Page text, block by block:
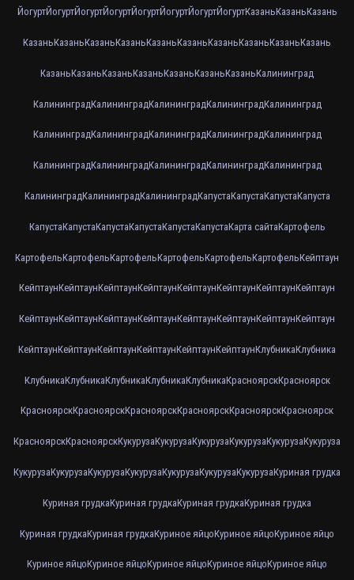
ЙогуртЙогуртЙогуртЙогуртЙогуртЙогуртЙогуртЙогуртКазаньКазаньКазань
КазаньКазаньКазаньКазаньКазаньКазаньКазаньКазаньКазаньКазань
КазаньКазаньКазаньКазаньКазаньКазаньКазаньКалининград
КалининградКалининградКалининградКалининградКалининград
КалининградКалининградКалининградКалининградКалининград
КалининградКалининградКалининградКалининградКалининград
КалининградКалининградКалининградКапустаКапустаКапустаКапуста
КапустаКапустаКапустаКапустаКапустаКапустаКарта сайтаКартофель
КартофельКартофельКартофельКартофельКартофельКартофельКейптаун
КейптаунКейптаунКейптаунКейптаунКейптаунКейптаунКейптаунКейптаун
КейптаунКейптаунКейптаунКейптаунКейптаунКейптаунКейптаунКейптаун
КейптаунКейптаунКейптаунКейптаунКейптаунКейптаунКлубникаКлубника
КлубникаКлубникаКлубникаКлубникаКлубникаКрасноярскКрасноярск
КрасноярскКрасноярскКрасноярскКрасноярскКрасноярскКрасноярск
КрасноярскКрасноярскКукурузаКукурузаКукурузаКукурузаКукурузаКукуруза
КукурузаКукурузаКукурузаКукурузаКукурузаКукурузаКукурузаКуриная грудка
Куриная грудкаКуриная грудкаКуриная грудкаКуриная грудка
Куриная грудкаКуриная грудкаКуриное яйцоКуриное яйцоКуриное яйцо
Куриное яйцоКуриное яйцоКуриное яйцоКуриное яйцоКуриное яйцо